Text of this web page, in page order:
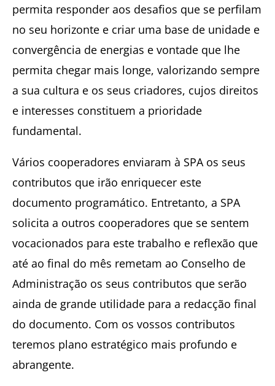
permita responder aos desafios que se perfilam
no seu horizonte e criar uma base de unidade e
convergência de energias e vontade que lhe
permita chegar mais longe, valorizando sempre
a sua cultura e os seus criadores, cujos direitos
e interesses constituem a prioridade
fundamental.
Vários cooperadores enviaram à SPA os seus
contributos que irão enriquecer este
documento programático. Entretanto, a SPA
solicita a outros cooperadores que se sentem
vocacionados para este trabalho e reflexão que
até ao final do mês remetam ao Conselho de
Administração os seus contributos que serão
ainda de grande utilidade para a redacção final
do documento. Com os vossos contributos
teremos plano estratégico mais profundo e
abrangente.